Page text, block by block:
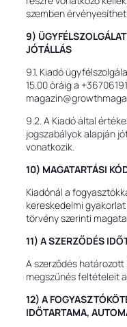
szemben érvényesítheti.
9)
JÓTÁLLÁS
9.1. Kiadó
15.00 óráig a
9.2. A Kiadó által
jogszabályok alapján
vonatkozik.
10) MAGATARTÁSI
Kiadónál a
kereskedelmi gyakorlat
törvény szerinti
11) A SZERZŐDÉS
A szerződés
megszűnés feltételeit
12) A
IDŐTARTAMA,